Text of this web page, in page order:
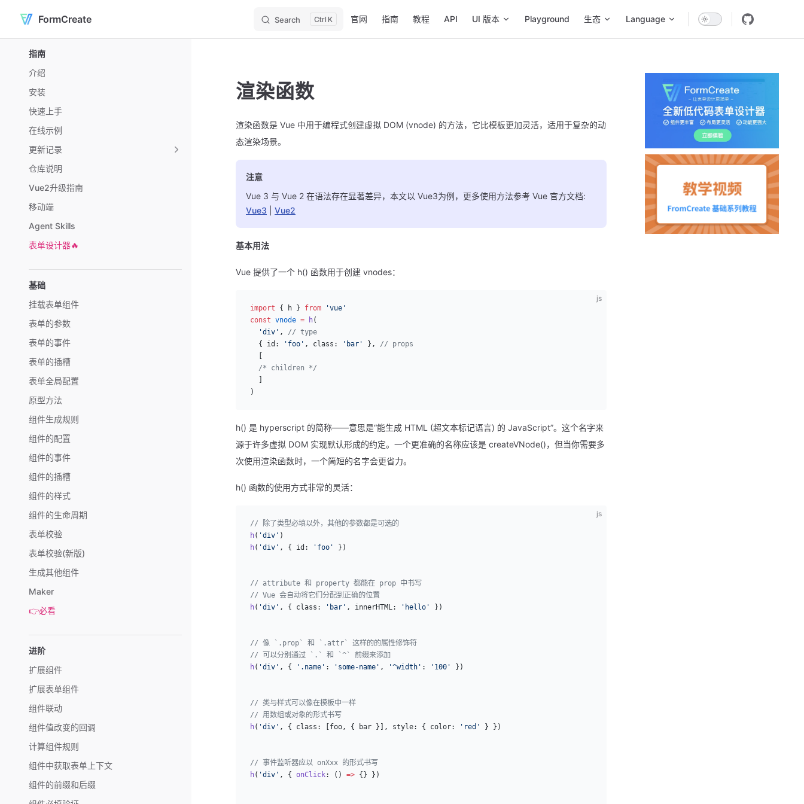
Skip to content
FormCreate Search K
官网
指南 教程 API UI 版本 Playground 生态 Language
指南
介绍
安装
快速上手
在线示例
更新记录
仓库说明
Vue2升级指南
移动端
Agent Skills
表单设计器🔥
基础
挂载表单组件
表单的参数
表单的事件
表单的插槽
表单全局配置
原型方法
组件生成规则
组件的配置
组件的事件
组件的插槽
组件的样式
组件的生命周期
表单校验
表单校验(新版)
生成其他组件
Maker
👉必看
进阶
扩展组件
扩展表单组件
组件联动
组件值改变的回调
计算组件规则
组件中获取表单上下文
组件的前缀和后缀
渲染函数
渲染函数是 Vue 中用于编程式创建虚拟 DOM (vnode) 的方法，它比模板更加灵活，适用于复杂的动
态渲染场景。
注意
Vue 3 与 Vue 2 在语法存在显著差异，本文以 Vue3为例，更多使用方法参考 Vue 官方文档:
Vue3
Vue2
基本用法
Vue 提供了一个 h() 函数用于创建 vnodes：
js
import { h } from 'vue'
const vnode = h(
  'div'
, // type
  { id:
'foo' , class: 'bar' }, // props
  [
  /* children */
  ]
)
h() 是 hyperscript 的简称——意思是“能生成 HTML (超文本标记语言) 的 JavaScript”。这个名字来
源于许多虚拟 DOM 实现默认形成的约定。一个更准确的名称应该是 createVNode()，但当你需要多
次使用渲染函数时，一个简短的名字会更省力。
h() 函数的使用方式非常的灵活：
js
// 除了类型必填以外，其他的参数都是可选的
h( 'div' )
h( 'div' , { id: 'foo' })
// attribute 和 property 都能在 prop 中书写
// Vue 会自动将它们分配到正确的位置
h( 'div' , { class: 'bar' , innerHTML: 'hello' })
// 像 `.prop` 和 `.attr` 这样的的属性修饰符
// 可以分别通过 `.` 和 `^` 前缀来添加
h( 'div' , { '.name' : 'some-name' , '^width' : '100' })
// 类与样式可以像在模板中一样
// 用数组或对象的形式书写
h( 'div' , { class: [foo, { bar }], style: { color: 'red' } })
// 事件监听器应以 onXxx 的形式书写
h( 'div' , { onClick: () => {} })